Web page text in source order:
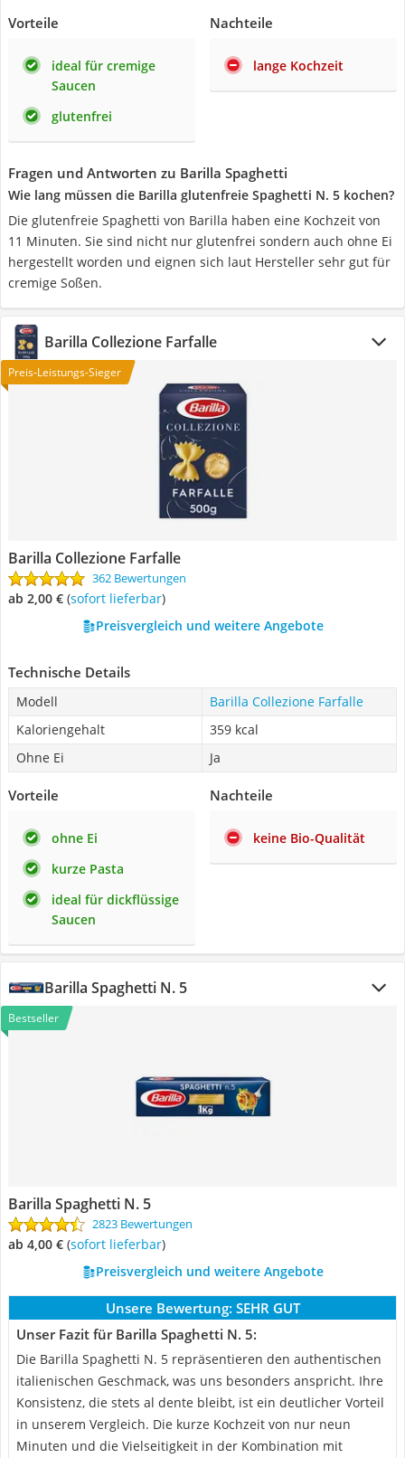
Vorteile
ideal für cremige
Saucen
glutenfrei
Nachteile
lange Kochzeit
Fragen und Antworten zu Barilla Spaghetti
Wie lang müssen die Barilla glutenfreie Spaghetti N. 5 kochen?
Die glutenfreie Spaghetti von Barilla haben eine Kochzeit von
11 Minuten. Sie sind nicht nur glutenfrei sondern auch ohne Ei
hergestellt worden und eignen sich laut Hersteller sehr gut für
cremige Soßen.
Barilla Collezione Farfalle
Preis-Leistungs-Sieger
Barilla Collezione Farfalle
362 Bewertungen
ab 2,00 € ( Sofort lieferbar)
Preisvergleich und weitere Angebote
Technische Details
Modell
Barilla Collezione Farfalle
Kaloriengehalt
359 kcal
Ohne Ei
Ja
Vorteile
ohne Ei
kurze Pasta
ideal für dickflüssige
Saucen
Nachteile
keine Bio-Qualität
Barilla Spaghetti N. 5
Bestseller
Barilla Spaghetti N. 5
2823 Bewertungen
ab 4,00 € ( Sofort lieferbar)
Preisvergleich und weitere Angebote
Unsere Bewertung: SEHR GUT
Unser Fazit für Barilla Spaghetti N. 5:
Die Barilla Spaghetti N. 5 repräsentieren den authentischen
italienischen Geschmack, was uns besonders anspricht. Ihre
Konsistenz, die stets al dente bleibt, ist ein deutlicher Vorteil
in unserem Vergleich. Die kurze Kochzeit von nur neun
Minuten und die Vielseitigkeit in der Kombination mit